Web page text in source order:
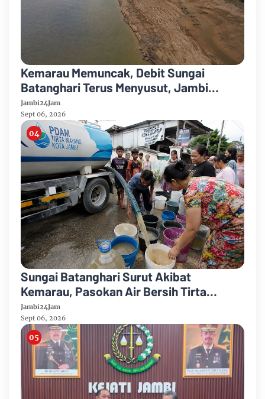
Kemarau Memuncak, Debit Sungai
Batanghari Terus Menyusut, Jambi
Hadapi Ancaman Krisis Air Bersih dan
Karhutla
Jambi24Jam
Sept 06, 2026
Sungai Batanghari Surut Akibat
Kemarau, Pasokan Air Bersih Tirta
Mayang Jambi Keruh
Jambi24Jam
Sept 06, 2026